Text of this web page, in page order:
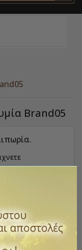
Brand05